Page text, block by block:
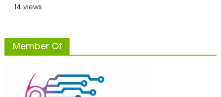
14 views
Member Of